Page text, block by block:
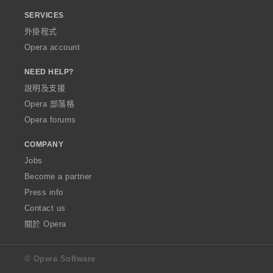
SERVICES
外掛程式
Opera account
NEED HELP?
說明及支援
Opera 部落格
Opera forums
COMPANY
Jobs
Become a partner
Press info
Contact us
關於 Opera
© Opera Software